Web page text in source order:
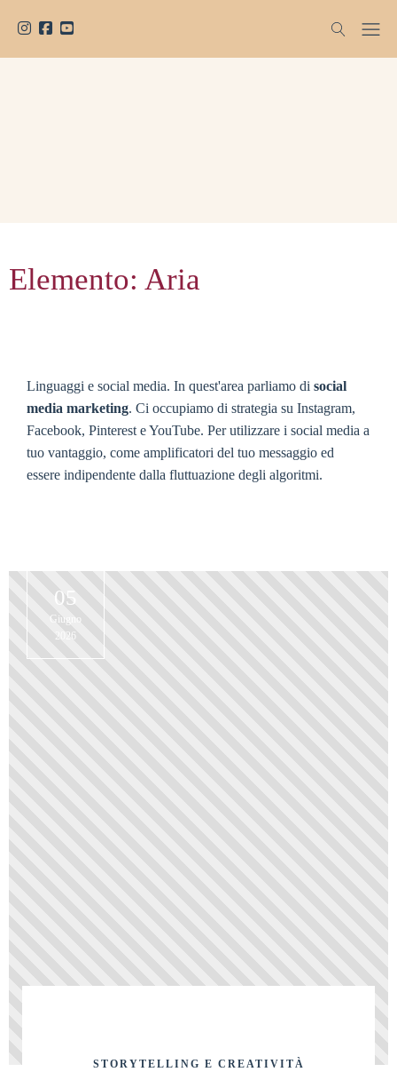
Elemento: Aria
Linguaggi e social media. In quest'area parliamo di social
media marketing. Ci occupiamo di strategia su Instagram,
Facebook, Pinterest e YouTube. Per utilizzare i social media a
tuo vantaggio, come amplificatori del tuo messaggio ed
essere indipendente dalla fluttuazione degli algoritmi.
05
Giugno
2026
STORYTELLING E CREATIVITÀ